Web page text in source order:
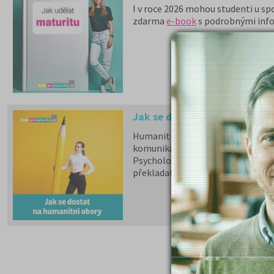
I v roce 2026 mohou studenti u
zdarma e-books podrobnými
Jak se dostat na humanitní
Humanitní obory patří mezi
komunikaci.
Psychologii, filozofii, logiku,
překladatelství a tlumočnictví,
obory jsou dále v nabídce na 9
téměř na všech veřejných
Učitelské,ekonomicky
Chystáte se na humanitní
Stáhněte si zdarma e-book s